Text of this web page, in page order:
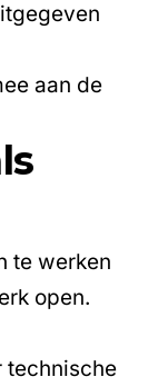
aan de
te werken
open.
technische